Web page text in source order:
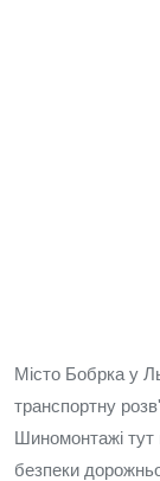
Місто Бобрка у
транспортну
Шиномонтажі тут
безпеки